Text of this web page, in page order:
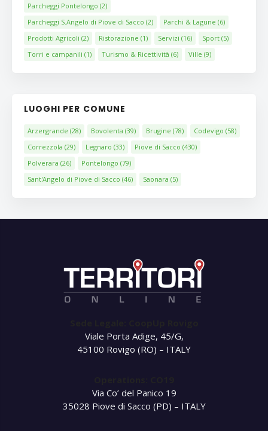
Parcheggi Pontelongo (2)
Parcheggi S.Angelo di Piove di Sacco (2) Parchi & Lagune (6)
Prodotti Agricoli (2) Ristorazione (1) Servizi (16) Sport (5)
Torri e campanili (1) Turismo & Ricettività (6) Ville (9)
LUOGHI PER COMUNE
Arzergrande (28) Bovolenta (39) Brugine (78) Codevigo (58)
Correzzola (29) Legnaro (33) Piove di Sacco (430)
Polverara (26) Pontelongo (79)
Sant'Angelo di Piove di Sacco (46) Saonara (5)
Viale Porta Adige, 45/G,
45100 Rovigo (RO) – ITALY
Via Co’ del Panico 19
35028 Piove di Sacco (PD) – ITALY